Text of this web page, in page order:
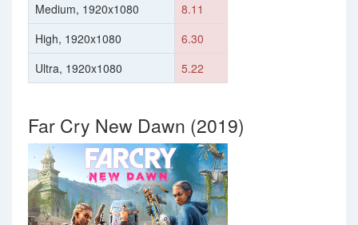
Medium, 1920x1080
8.11
High, 1920x1080
6.30
Ultra, 1920x1080
5.22
Far Cry New Dawn (2019)